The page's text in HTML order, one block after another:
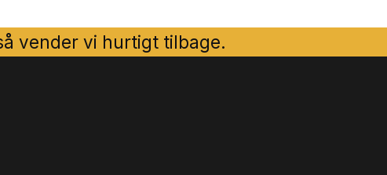
vender vi hurtigt tilbage.